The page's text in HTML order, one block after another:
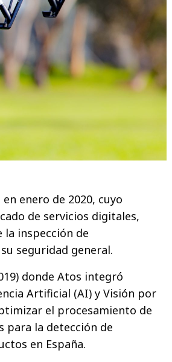
en enero de 2020, cuyo
de servicios digitales,
la inspección de
seguridad general.
donde Atos integró
Artificial (AI) y Visión por
el procesamiento de
para la detección de
en España.